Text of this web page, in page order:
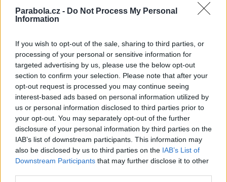
Parabola.cz - Do Not Process My Personal
Information
If you wish to opt-out of the sale, sharing to third parties, or
processing of your personal or sensitive information for
targeted advertising by us, please use the below opt-out
section to confirm your selection. Please note that after your
opt-out request is processed you may continue seeing
interest-based ads based on personal information utilized by
us or personal information disclosed to third parties prior to
your opt-out. You may separately opt-out of the further
disclosure of your personal information by third parties on the
IAB’s list of downstream participants. This information may
also be disclosed by us to third parties on the IAB’s List of
Downstream Participants that may further disclose it to other
Reklama
07.08.2026 - Bosch Powertrain s.r.o. Jihlava • linkový střídač • mzda
48.400 Kč • příspěvek na ubytování (Jihlava, okres Jihlava)
07.08.2026 -Bosch Powertrain s.r.o. Jihlava • obsluha CNC strojů •
48.400 Kč • náborový bonus 50.000 Kč • příspěvek na ubytování
okres Jihlava)
07.08.2026 -Specialista pro elektronická zařízení údržby (m/ž) (tř.
Klementa 869, Mladá Boleslav II)
06.08.2026 -Bosch Powertrain s.r.o. Jihlava • CNC operátor• mzda
Kč • náborový bonus 50.000 Kč • příspěvek na ubytování (Jihlava,
Jihlava)
06.08.2026 -Bosch Powertrain s.r.o. • montážní dělník • mzda 44.700
týdenní zálohy na mzdu 2.000 Kč (Jihlava, okres Jihlava)
... další nabídky zaměstnání